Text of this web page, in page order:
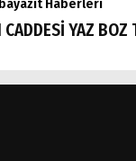
Haberleri
CADDESİ YAZ BOZ